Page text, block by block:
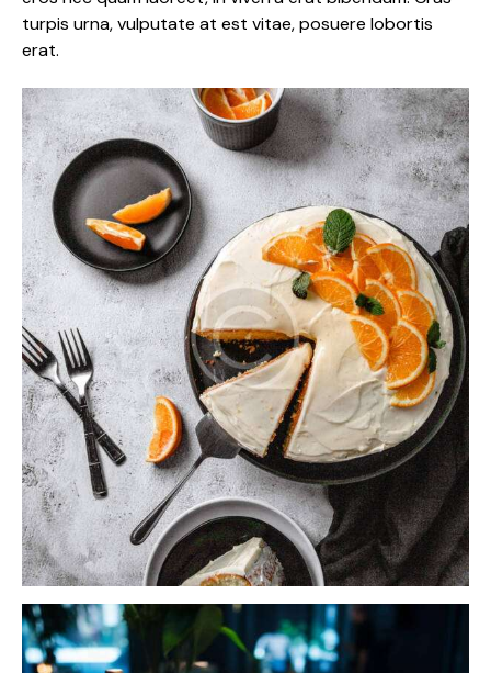
turpis urna, vulputate at est vitae, posuere lobortis
erat.